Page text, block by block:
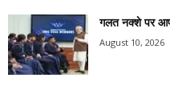
गलत नक्शे पर
August 10, 2026